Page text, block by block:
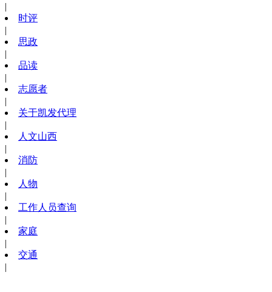
|
时评
|
思政
|
品读
|
志愿者
|
关于凯发代理
|
人文山西
|
消防
|
人物
|
工作人员查询
|
家庭
|
交通
|